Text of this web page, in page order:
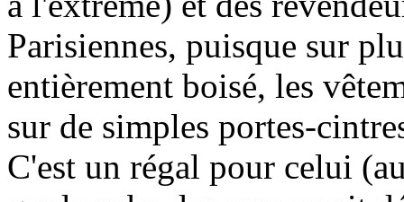
Parisiennes, puisque sur
entièrement boisé, les
sur de simples portes-
C'est un régal pour celui